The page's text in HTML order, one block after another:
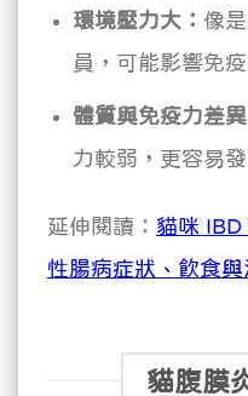
環境壓力大： 像
員，可能影響免
體質與免疫力差異
力較弱，更容易
延伸閱讀： 貓咪 IBD
性腸病症狀、飲食與
貓腹膜